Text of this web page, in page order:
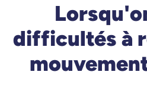
difficultés à